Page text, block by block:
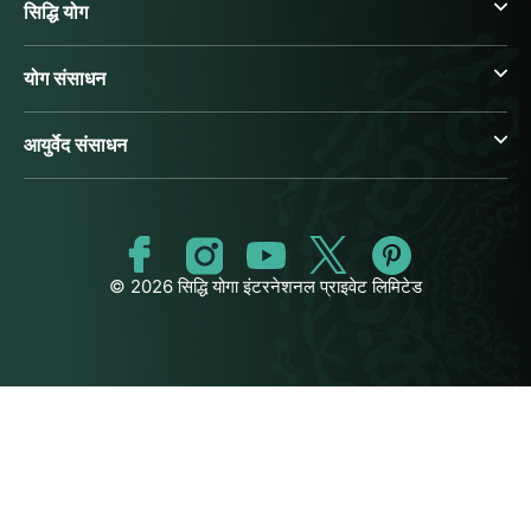
सिद्धि योग
योग संसाधन
आयुर्वेद संसाधन
© 2026 सिद्धि योगा इंटरनेशनल प्राइवेट लिमिटेड